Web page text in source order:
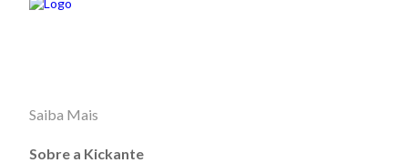
Saiba Mais
Sobre a Kickante